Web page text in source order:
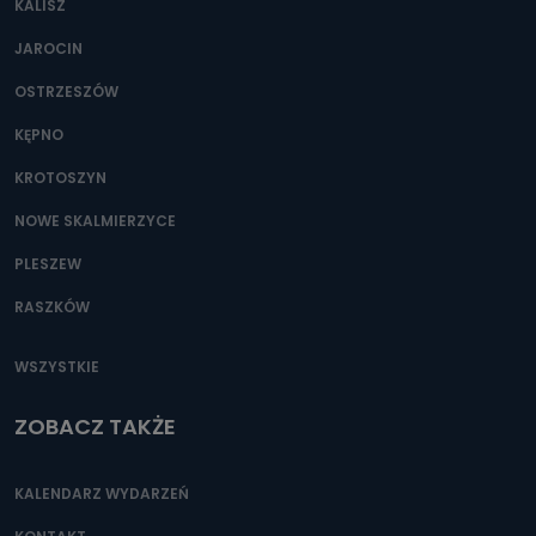
Można to zrobić pod numerem telefonu 62 735-51-05 lub
KALISZ
JAROCIN
OSTRZESZÓW
KĘPNO
KROTOSZYN
NOWE SKALMIERZYCE
PLESZEW
RASZKÓW
WSZYSTKIE
ZOBACZ TAKŻE
KALENDARZ WYDARZEŃ